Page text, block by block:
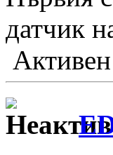
датчик
Активен